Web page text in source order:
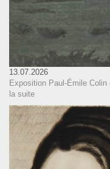
13.07.2026
Exposition Paul-Émile
la suite